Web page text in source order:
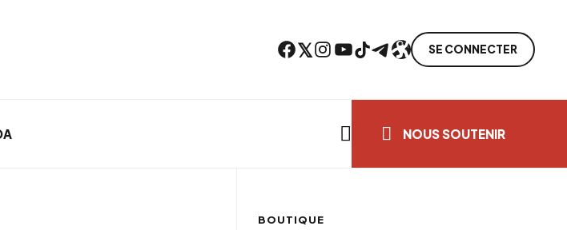
Facebook Twitter Instagram YouTube TikTok TelegramLien SE CONNECTER
NOUS SOUTENIR
BOUTIQUE